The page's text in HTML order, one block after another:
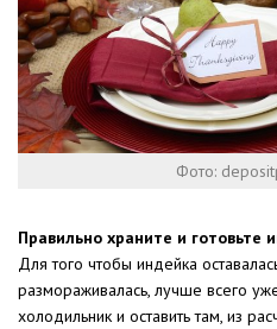
Фото:
Правильно храните и готовьте
Для того чтобы индейка
размораживалась, лучше всего
холодильник и оставить там, из